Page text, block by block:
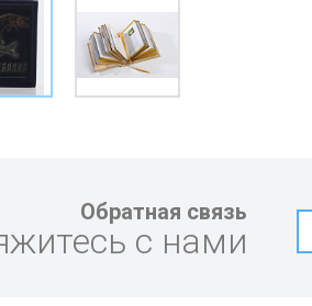
Обратная связь
с нами